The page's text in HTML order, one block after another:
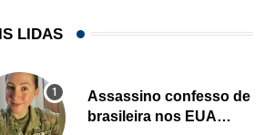
oficialmente como fruto
LIDAS
Assassino confesso de
brasileira nos EUA